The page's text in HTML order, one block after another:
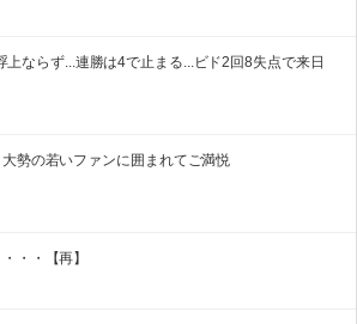
上ならず...連勝は4で止まる...ビド2回8失点で来日
大勢の若いファンに囲まれてご満悦
・・【再】